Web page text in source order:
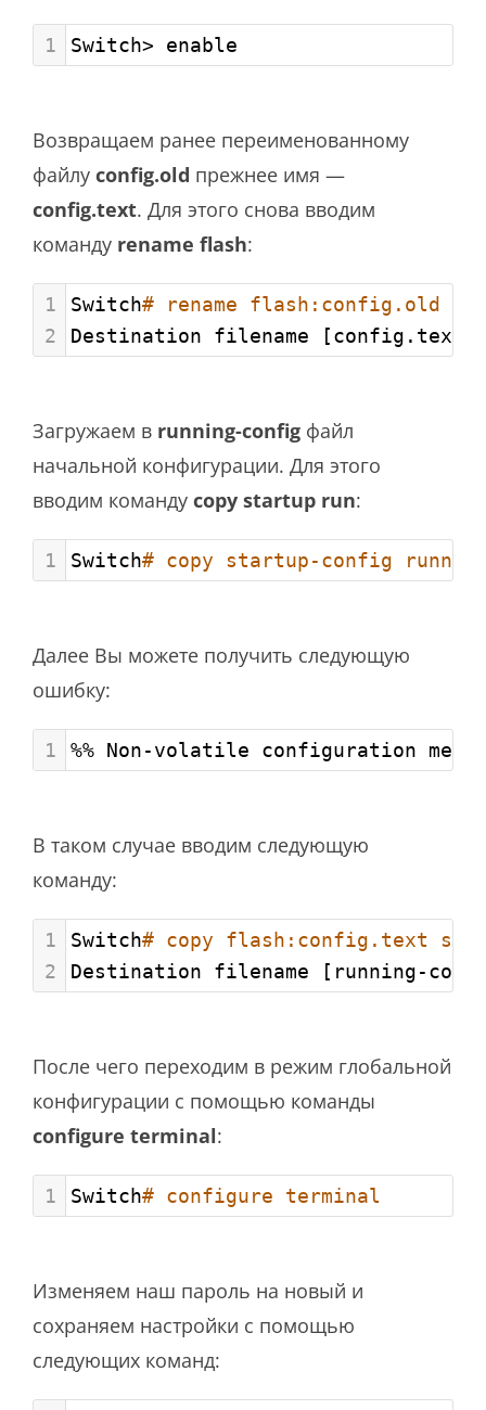
1 Switch> enable
Возвращаем ранее переименованному
файлу config.old прежнее имя —
config.text. Для этого снова вводим
команду rename flash:
1 Switch# rename flash:config.old
2
Destination filename
Загружаем в running-config файл
начальной конфигурации. Для этого
вводим команду copy startup run:
1 Switch# copy startup-config
Далее Вы можете получить следующую
ошибку:
1 %% Non-volatile configuration
В таком случае вводим следующую
команду:
1 Switch# copy flash:config.text
2
Destination filename [running-
После чего переходим в режим глобальной
конфигурации с помощью команды
configure terminal:
1 Switch# configure terminal
Изменяем наш пароль на новый и
сохраняем настройки с помощью
следующих команд: